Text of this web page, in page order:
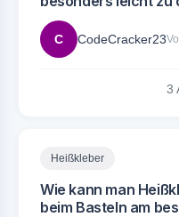
C CodeCracker23
3
Heißkleber
Wie kann man
beim Basteln am